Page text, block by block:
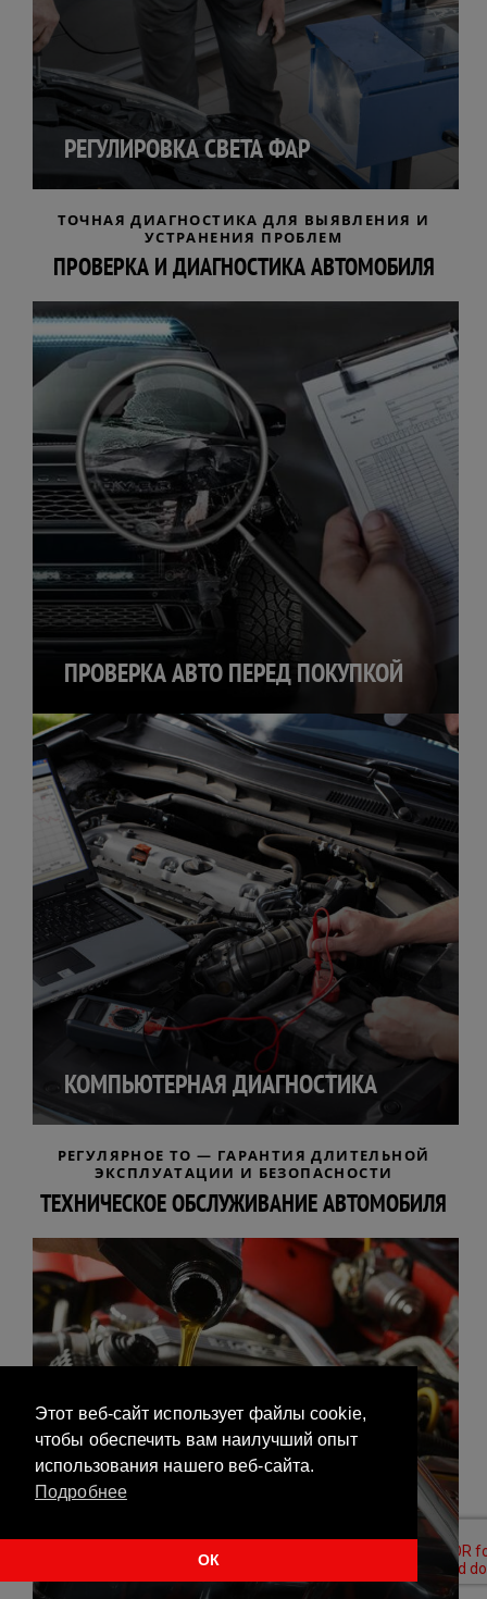
РЕГУЛИРОВКА СВЕТА ФАР
ТОЧНАЯ ДИАГНОСТИКА ДЛЯ ВЫЯВЛЕНИЯ И
УСТРАНЕНИЯ ПРОБЛЕМ
ПРОВЕРКА И ДИАГНОСТИКА АВТОМОБИЛЯ
ПРОВЕРКА АВТО ПЕРЕД ПОКУПКОЙ
КОМПЬЮТЕРНАЯ ДИАГНОСТИКА
РЕГУЛЯРНОЕ ТО — ГАРАНТИЯ ДЛИТЕЛЬНОЙ
ЭКСПЛУАТАЦИИ И БЕЗОПАСНОСТИ
ТЕХНИЧЕСКОЕ ОБСЛУЖИВАНИЕ АВТОМОБИЛЯ
Этот веб-сайт использует файлы cookie,
чтобы обеспечить вам наилучший опыт
использования нашего веб-сайта.
Подробнее
ОК